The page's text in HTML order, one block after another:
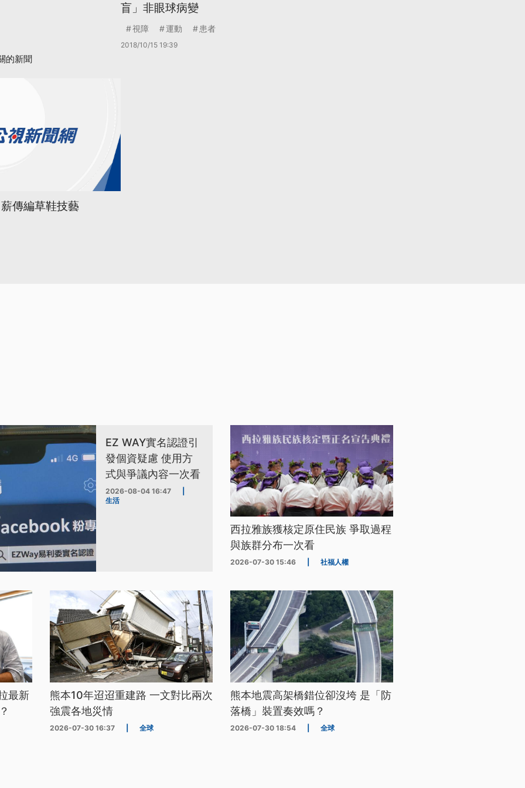
盲」非眼球病變
視障 運動 患者
2018/10/15 19:39
的新聞
傳編草鞋技藝
EZ WAY實名認證引
發個資疑慮 使用方
式與爭議內容一次看
2026-08-04 16:47
生活
西拉雅族獲核定原住民族 爭取過程
與族群分布一次看
2026-07-30 15:46 社福人權
最新
熊本10年迢迢重建路 一文對比兩次
強震各地災情
2026-07-30 16:37 全球
熊本地震高架橋錯位卻沒垮 是「防
落橋」裝置奏效嗎？
2026-07-30 18:54 全球